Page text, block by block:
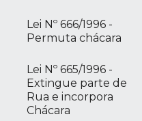
Lei Nº 666/1996 -
Permuta chácara
Lei Nº 665/1996 -
Extingue parte de
Rua e incorpora
Chácara